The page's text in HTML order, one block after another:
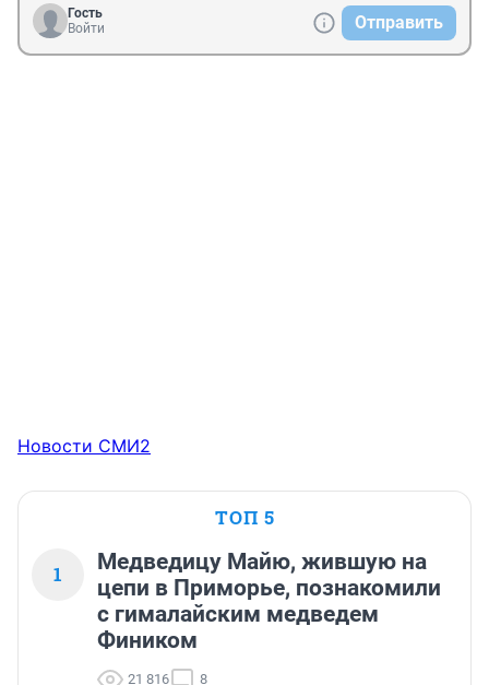
Гость
Войти
Отправить
Новости СМИ2
ТОП 5
1
Медведицу Майю, жившую на
цепи в Приморье, познакомили
с гималайским медведем
Фиником
21 816 8